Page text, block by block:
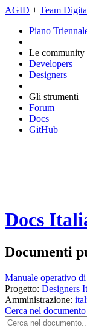
AGID + Team
Piano
Le community
Developers
Designers
Gli strumenti
Forum
Docs
GitHub
Docs
Documenti
Manuale operativo di
Progetto: Designers
Amministrazione:
Cerca nel documento